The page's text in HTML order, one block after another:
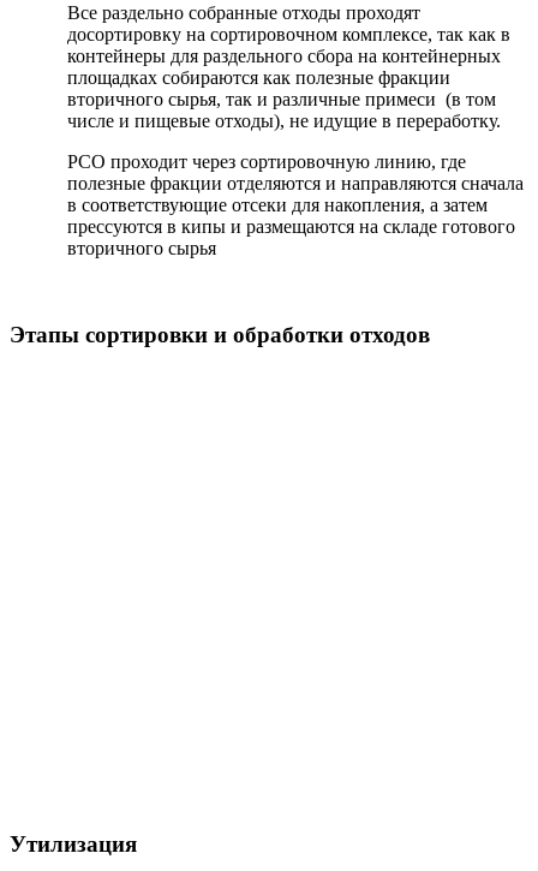
Все раздельно собранные отходы проходят
досортировку на сортировочном комплексе, так как в
контейнеры для раздельного сбора на контейнерных
площадках собираются как полезные фракции
вторичного сырья, так и различные примеси (в том
числе и пищевые отходы), не идущие в переработку.
РСО проходит через сортировочную линию, где
полезные фракции отделяются и направляются сначала
в соответствующие отсеки для накопления, а затем
прессуются в кипы и размещаются на складе готового
вторичного сырья
Этапы сортировки и обработки отходов
Утилизация